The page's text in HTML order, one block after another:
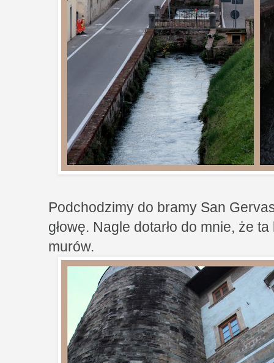
Podchodzimy do bramy San
głowę. Nagle dotarło do mnie, że
murów.